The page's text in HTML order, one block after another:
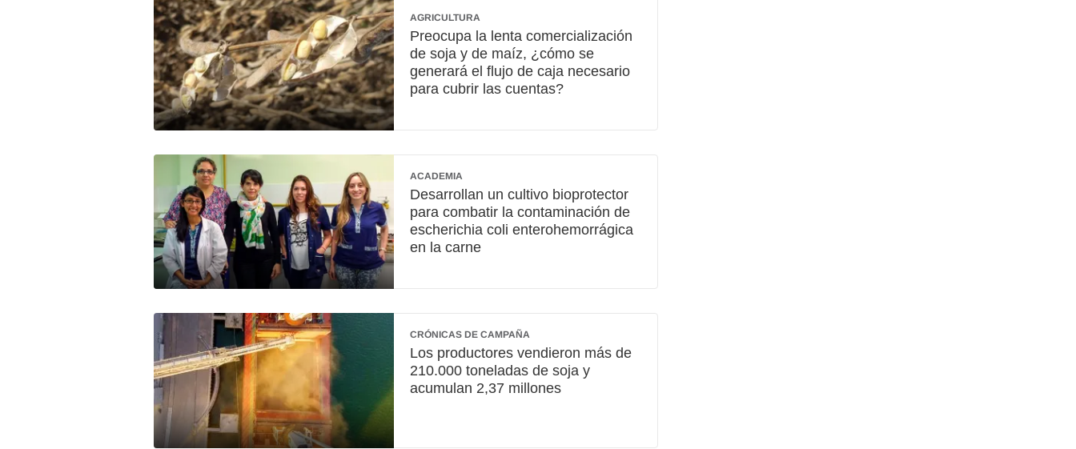
AGRICULTURA
Preocupa la lenta comercialización
de soja y de maíz, ¿cómo se
generará el flujo de caja necesario
para cubrir las cuentas?
ACADEMIA
Desarrollan un cultivo bioprotector
para combatir la contaminación de
escherichia coli enterohemorrágica
en la carne
CRÓNICAS DE CAMPAÑA
Los productores vendieron más de
210.000 toneladas de soja y
acumulan 2,37 millones